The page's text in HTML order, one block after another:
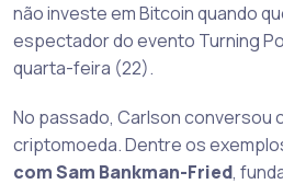
não investe em Bitcoin quando
espectador do evento Turning
quarta-feira (22).
No passado, Carlson conversou
criptomoeda. Dentre os
com Sam Bankman-Fried,